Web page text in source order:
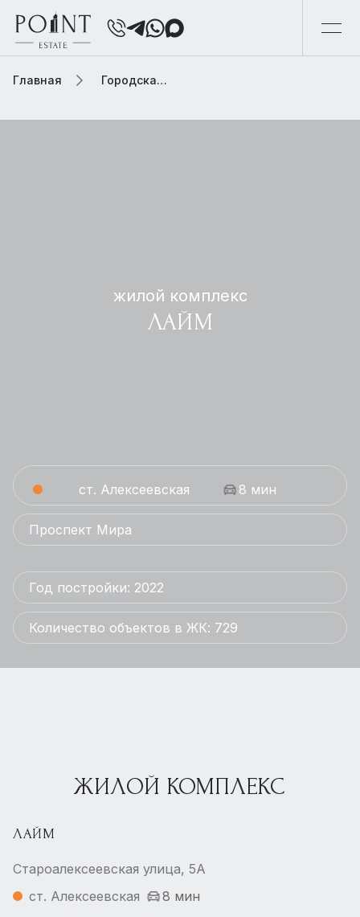
Главная Городская элитная недвижимость
жилой комплекс
ЛАЙМ
ст. Алексеевская 8 мин
Проспект Мира
Год постройки: 2022
Количество объектов в ЖК: 729
ЖИЛОЙ КОМПЛЕКС
ЛАЙМ
Староалексеевская улица, 5А
ст. Алексеевская
8 мин